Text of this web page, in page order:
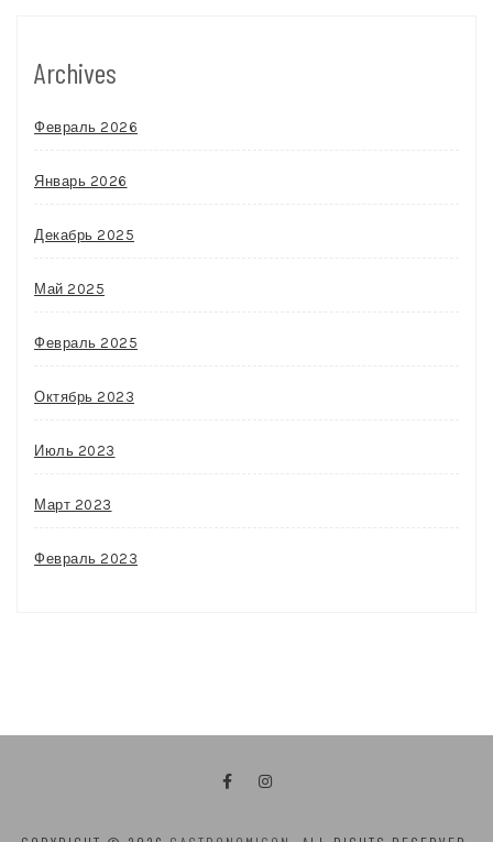
Archives
Февраль 2026
Январь 2026
Декабрь 2025
Май 2025
Февраль 2025
Октябрь 2023
Июль 2023
Март 2023
Февраль 2023